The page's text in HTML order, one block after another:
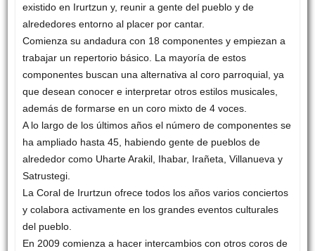
existido en Irurtzun y, reunir a gente del pueblo y de
alrededores entorno al placer por cantar.
Comienza su andadura con 18 componentes y empiezan a
trabajar un repertorio básico. La mayoría de estos
componentes buscan una alternativa al coro parroquial, ya
que desean conocer e interpretar otros estilos musicales,
además de formarse en un coro mixto de 4 voces.
A lo largo de los últimos años el número de componentes se
ha ampliado hasta 45, habiendo gente de pueblos de
alrededor como Uharte Arakil, Ihabar, Irañeta, Villanueva y
Satrustegi.
La Coral de Irurtzun ofrece todos los años varios conciertos
y colabora activamente en los grandes eventos culturales
del pueblo.
En 2009 comienza a hacer intercambios con otros coros de